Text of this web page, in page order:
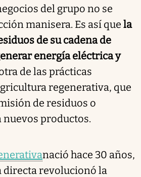
del grupo no se
manisera. Es así que la
de su cadena de
energía eléctrica y
de las prácticas
regenerativa, que
de residuos o
productos.
nació hace 30 años,
directa revolucionó la